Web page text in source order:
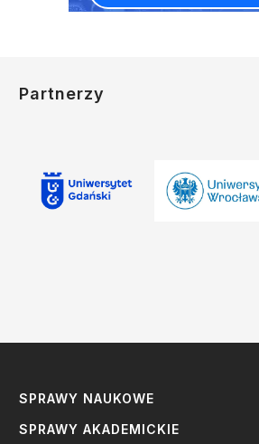
Partnerzy
SPRAWY NAUKOWE
SPRAWY AKADEMICKIE